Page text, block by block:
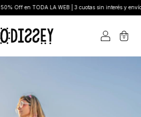
Off en TODA LA WEB | 3 cuotas sin interés y envío
0